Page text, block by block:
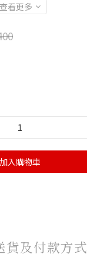
查看更多
加入購物車
貨及付款方式